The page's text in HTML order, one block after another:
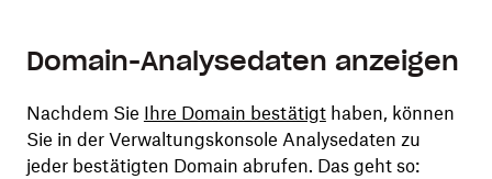
Domain-Analysedaten anzeigen
Nachdem Sie Ihre Domain bestätigthaben, können
Sie in der Verwaltungskonsole Analysedaten zu
jeder bestätigten Domain abrufen. Das geht so: